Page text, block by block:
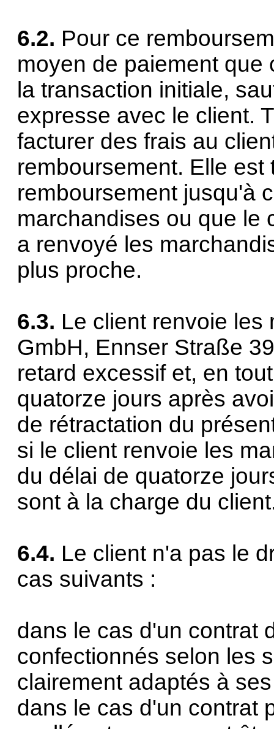
6.2. Pour ce
moyen de paiement que
la transaction initiale,
expresse avec le client.
facturer des frais au
remboursement. Elle
remboursement jusqu'à
marchandises ou que le
a renvoyé les
plus proche.
6.3. Le client renvoie les
GmbH, Ennser Straße
retard excessif et, en
quatorze jours après
de rétractation du
si le client renvoie les
du délai de quatorze
sont à la charge du
6.4. Le client n'a pas le
cas suivants :
dans le cas d'un contrat
confectionnés selon les
clairement adaptés à
dans le cas d'un contrat